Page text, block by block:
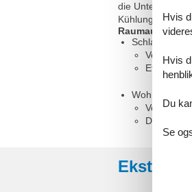
die Unterkunft
Kühlungsborn
Raumaufteilung
Etagenbett
Wohnzimmer,
Doppelbett
Eksterne
Hvis
Hvis
Du
Se